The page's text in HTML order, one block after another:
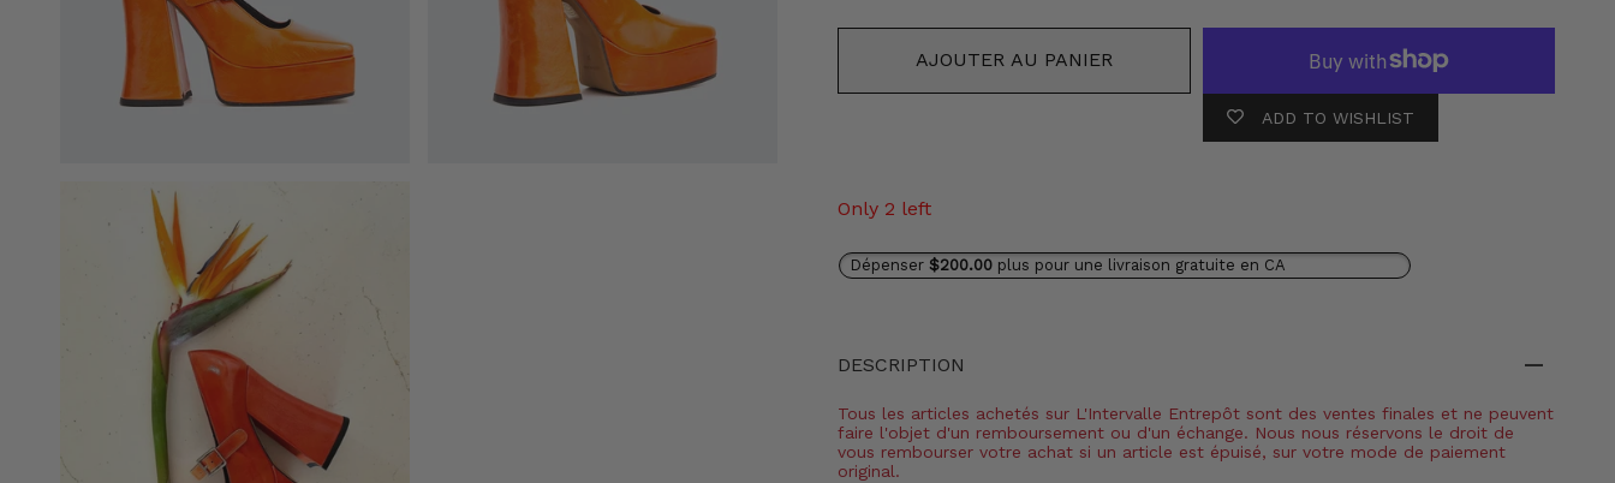
AJOUTER AU PANIER
ADD TO WISHLIST
Only 2 left
Dépenser $200.00 plus pour une livraison gratuite en CA
DESCRIPTION
Tous les articles achetés sur L'Intervalle Entrepôt sont des ventes finales et ne peuvent
faire l'objet d'un remboursement ou d'un échange. Nous nous réservons le droit de
vous rembourser votre achat si un article est épuisé, sur votre mode de paiement
original.